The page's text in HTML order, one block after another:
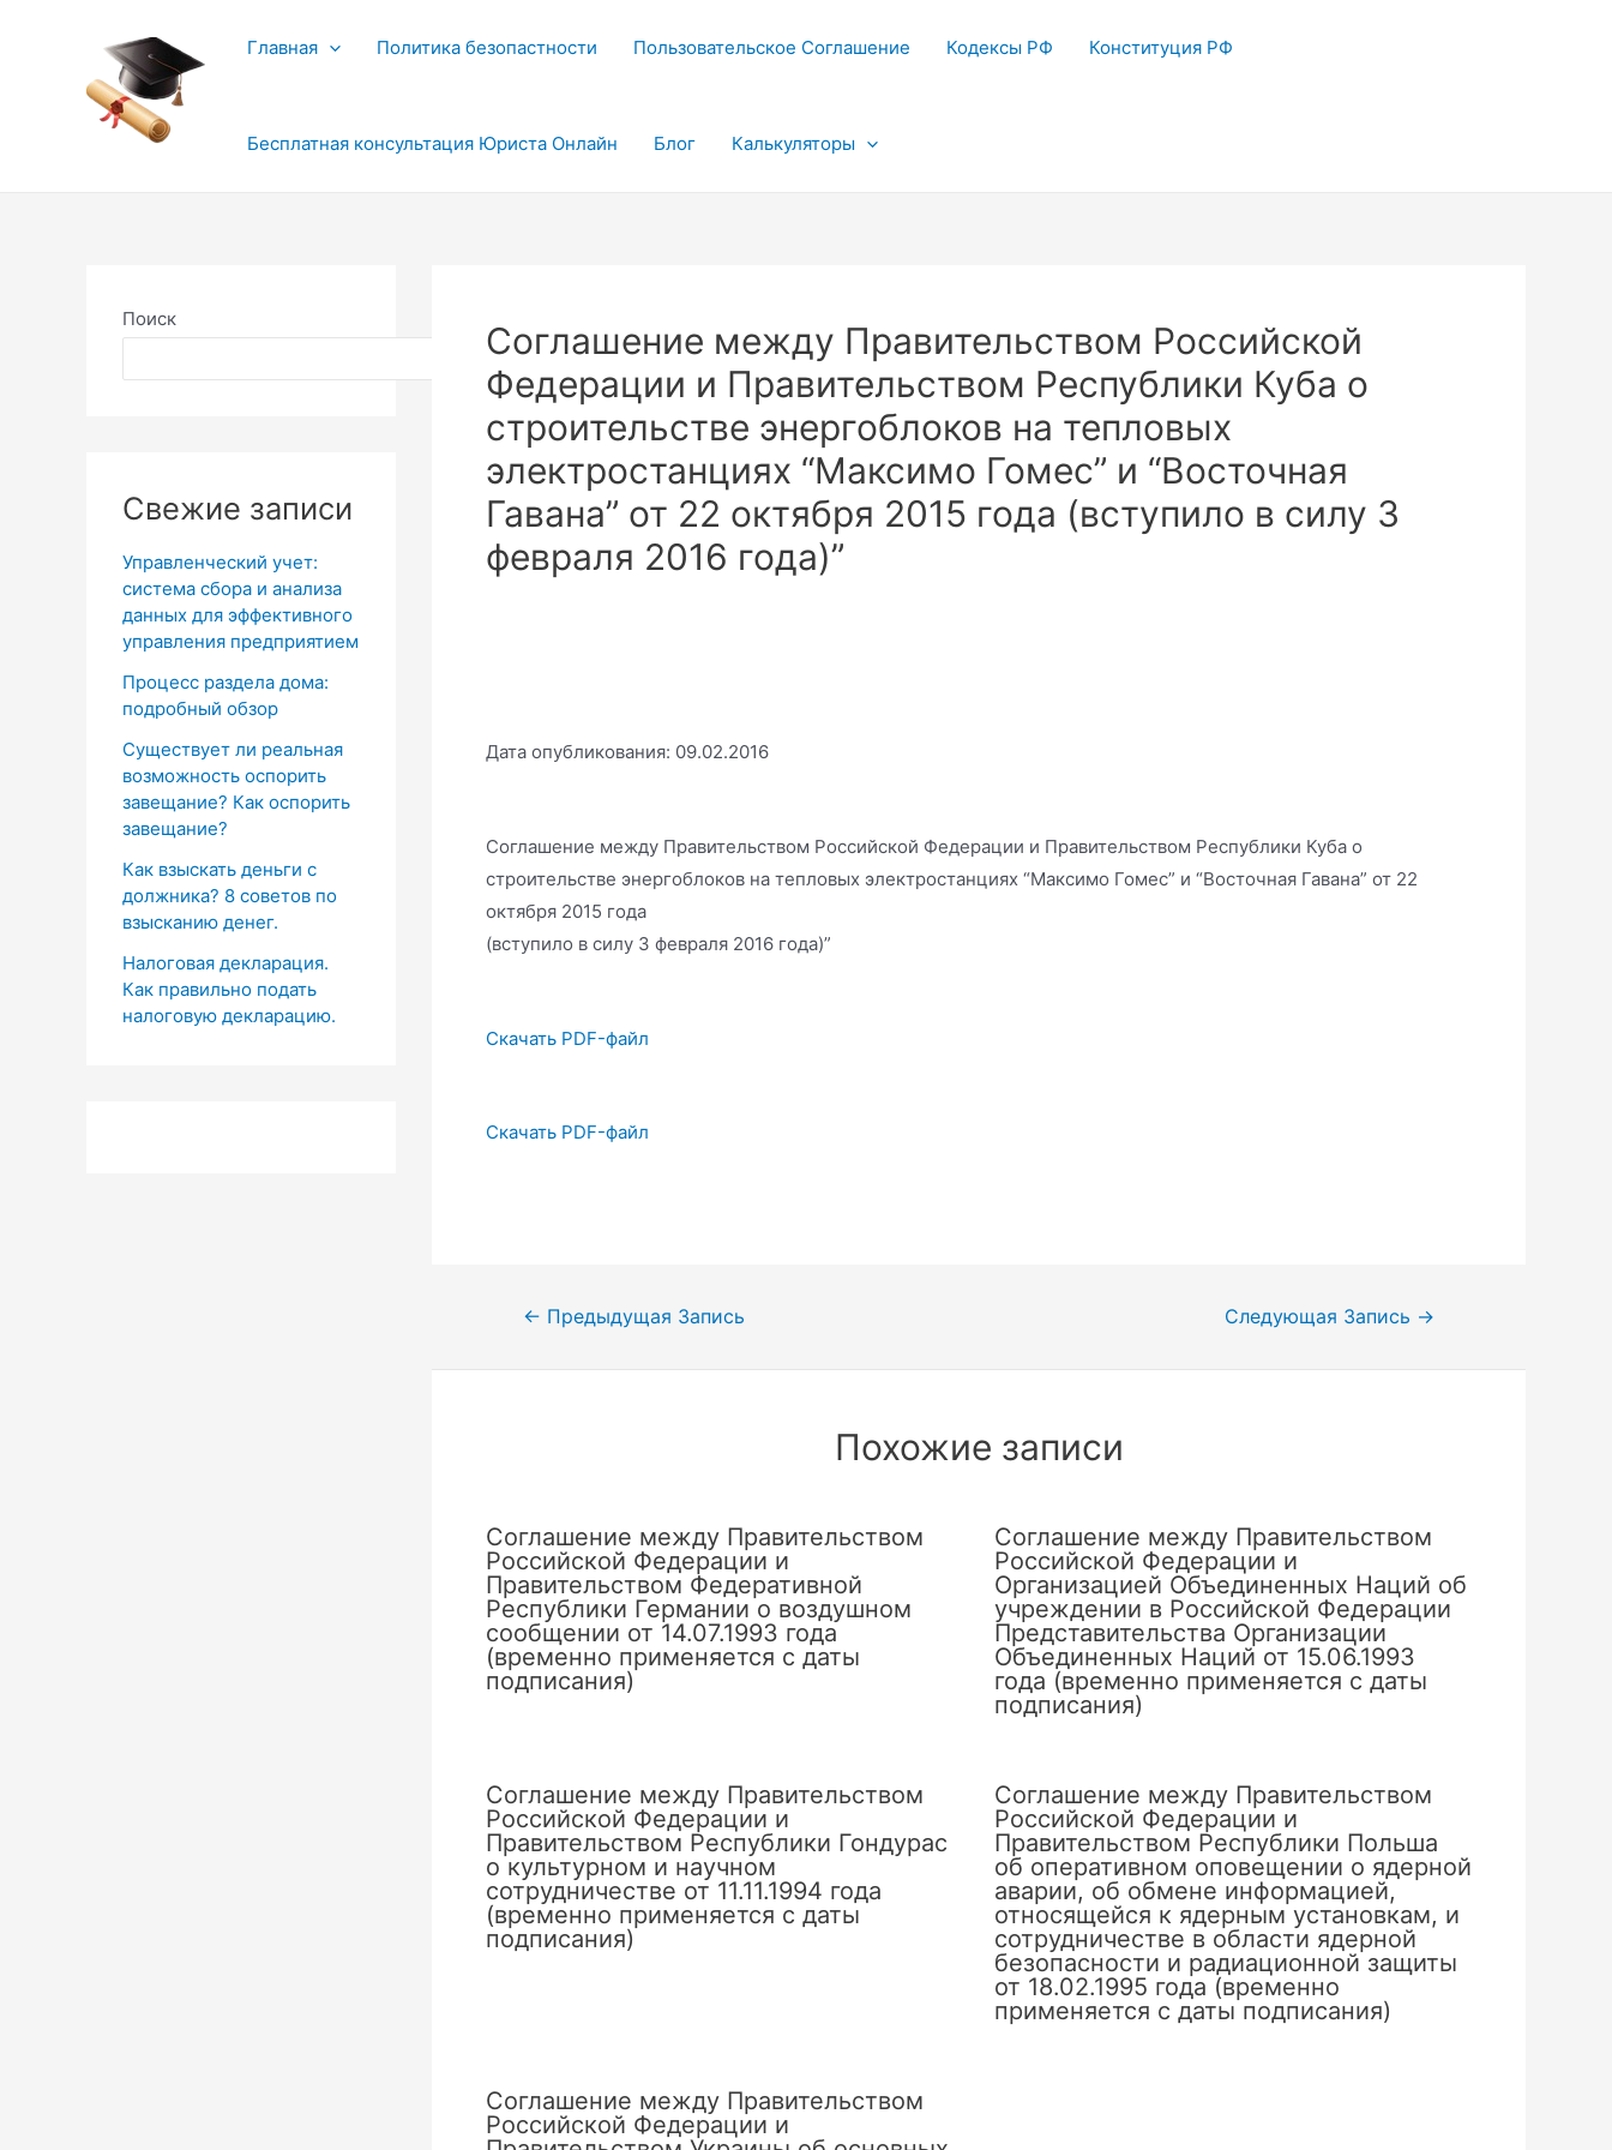
содержимому
Главная Политика безопастности Пользовательское Соглашение Кодексы РФ Конституция РФ
Бесплатная консультация Юриста Онлайн Блог Калькуляторы
Поиск
Поиск
Свежие записи
Управленческий учет:
система сбора и анализа
данных для эффективного
управления предприятием
Процесс раздела дома:
подробный обзор
Существует ли реальная
возможность оспорить
завещание? Как оспорить
завещание?
Как взыскать деньги с
должника? 8 советов по
взысканию денег.
Налоговая декларация.
Как правильно подать
налоговую декларацию.
Соглашение между Правительством Российской
Федерации и Правительством Республики Куба о
строительстве энергоблоков на тепловых
электростанциях “Максимо Гомес” и “Восточная
Гавана” от 22 октября 2015 года (вступило в силу 3
февраля 2016 года)”
Дата опубликования: 09.02.2016
Соглашение между Правительством Российской Федерации и Правительством Республики Куба о
строительстве энергоблоков на тепловых электростанциях “Максимо Гомес” и “Восточная Гавана” от 22
октября 2015 года
(вступило в силу 3 февраля 2016 года)”
Скачать PDF-файл
Скачать PDF-файл
Навигация
← Предыдущая Запись Следующая Запись →
Похожие записи
Соглашение между Правительством
Российской Федерации и
Правительством Федеративной
Республики Германии о воздушном
сообщении от 14.07.1993 года
(временно применяется с даты
подписания)
Соглашение между Правительством
Российской Федерации и
Организацией Объединенных Наций об
учреждении в Российской Федерации
Представительства Организации
Объединенных Наций от 15.06.1993
года (временно применяется с даты
подписания)
Соглашение между Правительством
Российской Федерации и
Правительством Республики Гондурас
о культурном и научном
сотрудничестве от 11.11.1994 года
(временно применяется с даты
подписания)
Соглашение между Правительством
Российской Федерации и
Правительством Республики Польша
об оперативном оповещении о ядерной
аварии, об обмене информацией,
относящейся к ядерным установкам, и
сотрудничестве в области ядерной
безопасности и радиационной защиты
от 18.02.1995 года (временно
применяется с даты подписания)
Соглашение между Правительством
Российской Федерации и